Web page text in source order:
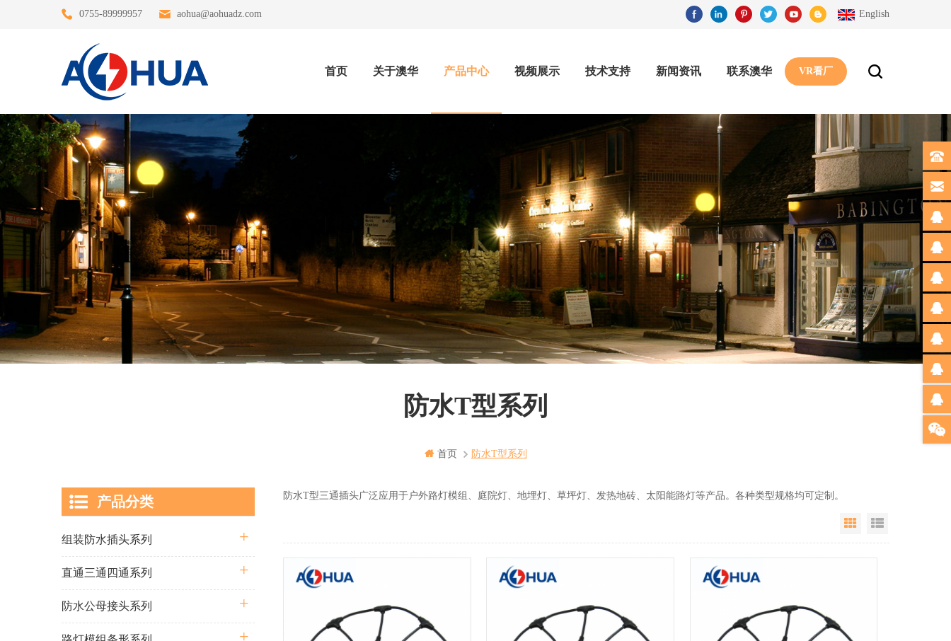
0755-89999957 aohua@aohuadz.com English
VR看厂
首页 关于澳华 产品中心 视频展示 技术支持 新闻资讯 联系澳华
防水T型系列
首页 防水T型系列
防水T型三通插头广泛应用于户外路灯模组、庭院灯、地埋灯、草坪灯、发热地砖、太阳能路灯等产品。各种类型规格均可定制。
Grid View
产品分类
组装防水插头系列
直通三通四通系列
防水公母接头系列